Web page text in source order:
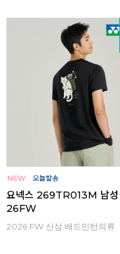
요넥스 269TR013M 남성
26FW
2026 FW 신상 배드민턴의류